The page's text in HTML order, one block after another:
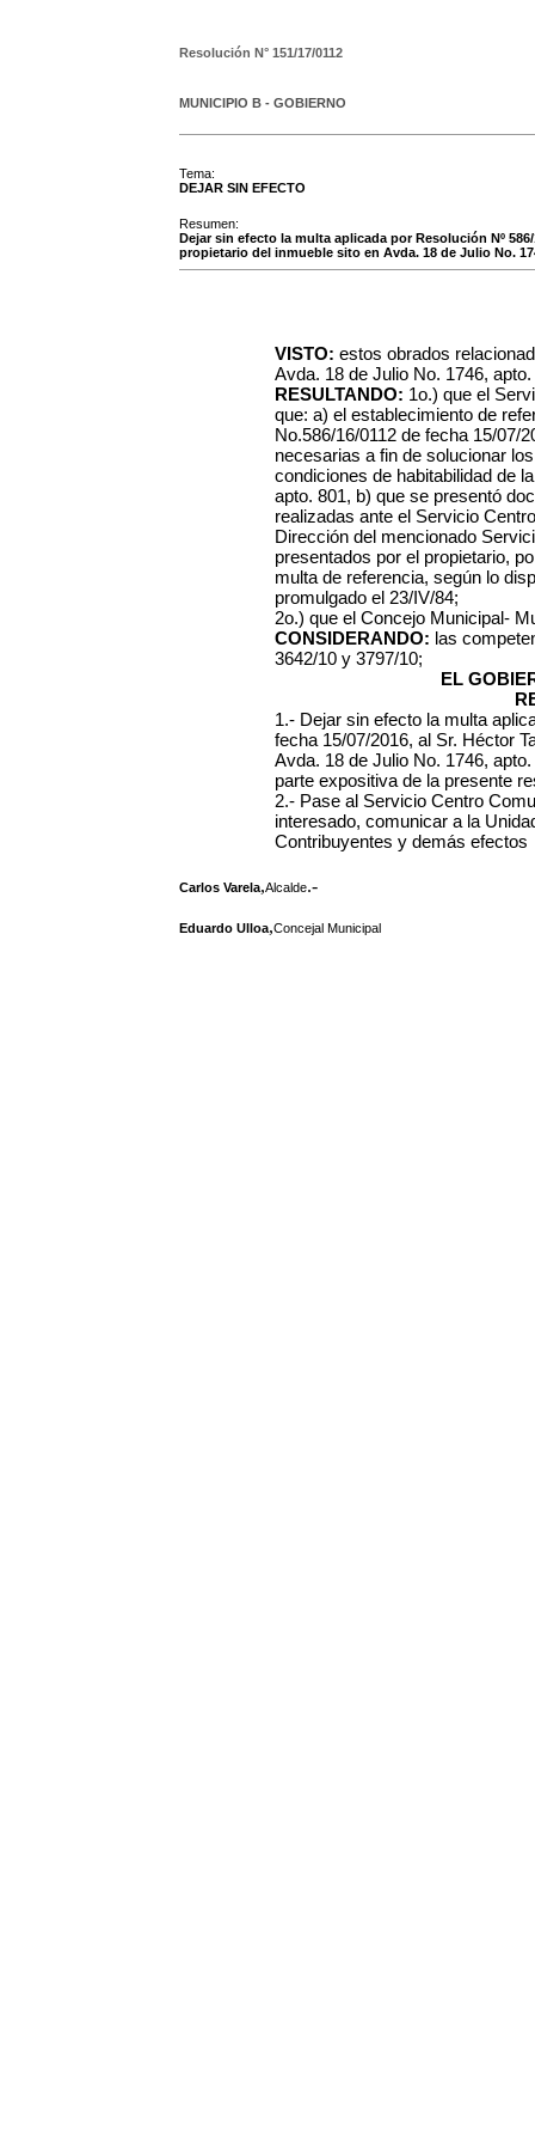
Resolución N° 151/17/0112
MUNICIPIO B - GOBIERNO
Tema:
DEJAR SIN EFECTO
Resumen:
Dejar sin efecto la multa aplicada por Resolución Nº
propietario del inmueble sito en Avda. 18 de Julio No.
VISTO: estos obrados
Avda. 18 de Julio No. 1746, apto.
RESULTANDO: 1o.) que el
que: a) el establecimiento de
No.586/16/0112 de fecha 15/07/
necesarias a fin de solucionar
condiciones de habitabilidad de
apto. 801, b) que se presentó
realizadas ante el Servicio
Dirección del mencionado
presentados por el propietario,
multa de referencia, según lo
promulgado el 23/IV/84;
2o.) que el Concejo Municipal-
CONSIDERANDO: las
3642/10 y 3797/10;
EL
1.- Dejar sin efecto la multa
fecha 15/07/2016, al Sr. Héctor
Avda. 18 de Julio No. 1746,
parte expositiva de la presente
2.- Pase al Servicio Centro
interesado, comunicar a la
Contribuyentes y demás efectos
Carlos Varela,Alcalde.-
Eduardo Ulloa,Concejal Municipal